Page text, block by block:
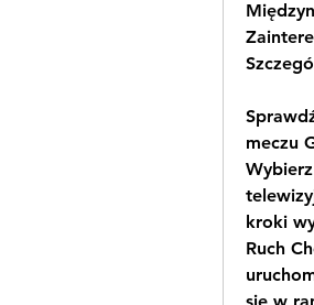
meczu
kroki
Ruch